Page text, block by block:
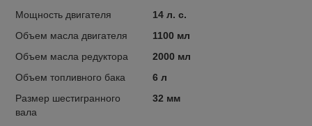
Мощность двигателя
14 л. с.
Объем масла двигателя
1100 мл
Объем масла редуктора
2000 мл
Объем топливного бака
6 л
Размер шестигранного
вала
32 мм